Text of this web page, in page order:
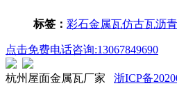
标签： 彩石金属瓦仿古瓦沥
点击免费电话咨询:13067849690
杭州屋面金属瓦厂家 浙ICP备